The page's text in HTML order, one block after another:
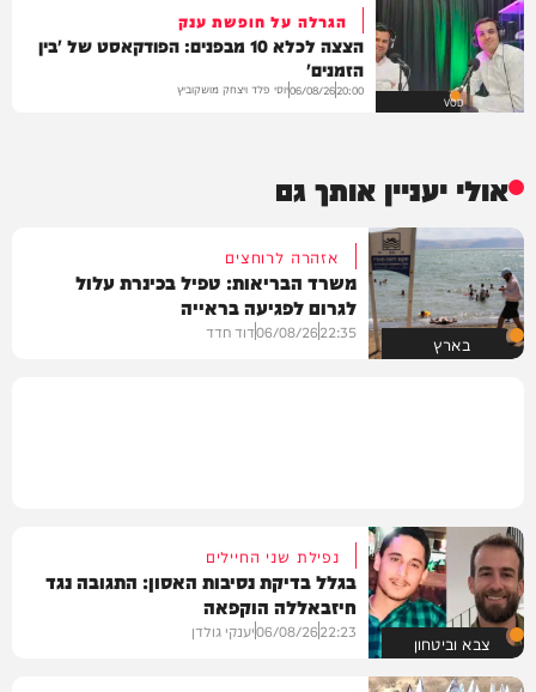
VOD
הגרלה על חופשת ענק
הצצה לכלא 10 מבפנים: הפודקאסט של 'בין
הזמנים'
20:00
06/08/26יוסי פלד ויצחק מושקוביץ
אולי יעניין אותך גם
בארץ
אזהרה לרוחצים
משרד הבריאות: טפיל בכינרת עלול
לגרום לפגיעה בראייה
22:35
06/08/26דוד חדד
צבא וביטחון
נפילת שני החיילים
בגלל בדיקת נסיבות האסון: התגובה נגד
חיזבאללה הוקפאה
22:23
06/08/26יענקי גולדן